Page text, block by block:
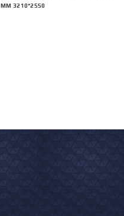
ММ 3210*2550